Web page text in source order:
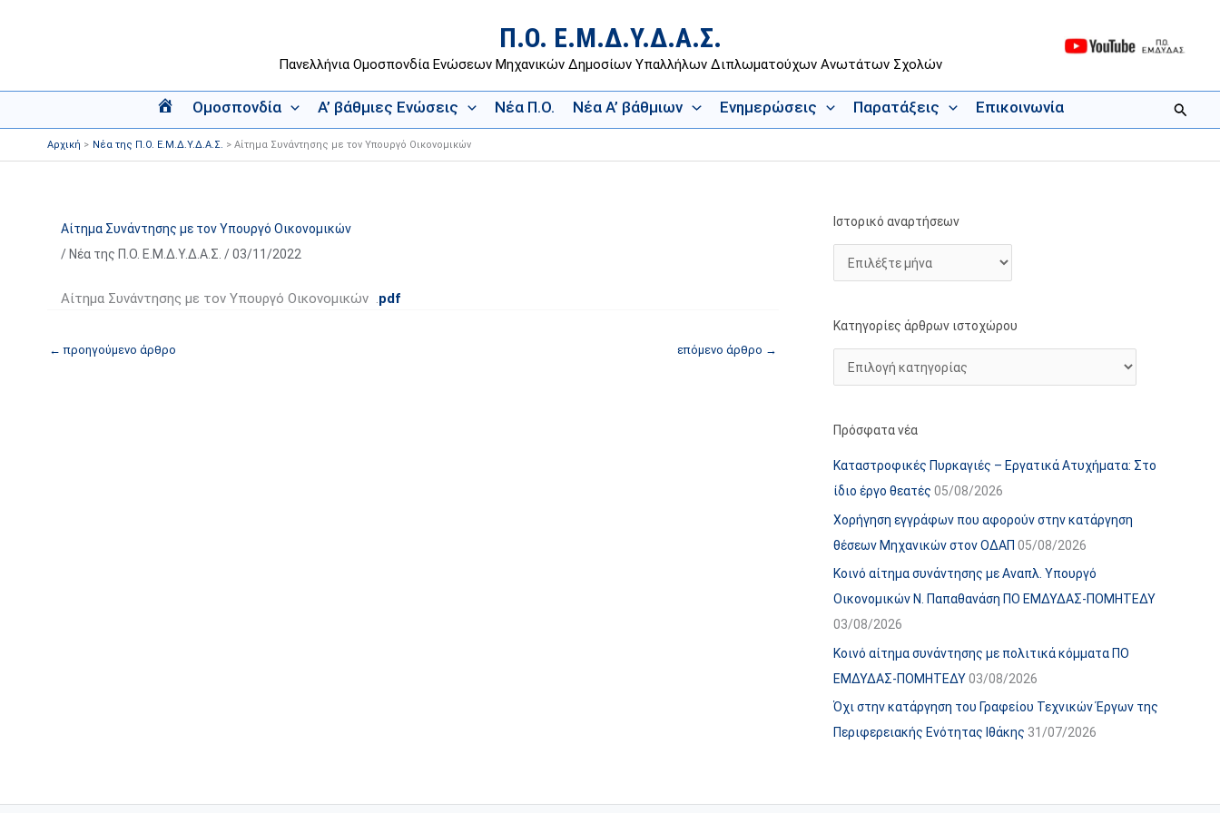
Π.Ο. Ε.Μ.Δ.Υ.Δ.Α.Σ.
Πανελλήνια Ομοσπονδία Ενώσεων Μηχανικών Δημοσίων Υπαλλήλων Διπλωματούχων Ανωτάτων Σχολών
Α
ρ
χ
Ομοσπονδία Α’ βάθμιες Ενώσεις Νέα Π.Ο. Νέα Α’ βάθμιων Ενημερώσεις Παρατάξεις Επικοινωνία
Αρχική Νέα της Π.Ο. Ε.Μ.Δ.Υ.Δ.Α.Σ. Αίτημα Συνάντησης με τον Υπουργό Οικονομικών
Αίτημα Συνάντησης με τον Υπουργό Οικονομικών
/ Νέα της Π.Ο. Ε.Μ.Δ.Υ.Δ.Α.Σ. /03/11/2022
Αίτημα Συνάντησης με τον Υπουργό Οικονομικών .pdf
← προηγούμενο άρθρο επόμενο άρθρο →
Ιστορικό αναρτήσεων
Ι
σ
ρ
ι
α
τ
ή
σ
ε
ω
ν
Κατηγορίες άρθρων ιστοχώρου
Κ
α
γ
ο
ε
θ
ρ
ω
ν
ι
σ
τ
ο
χ
ο
Πρόσφατα νέα
Καταστροφικές Πυρκαγιές – Εργατικά Ατυχήματα: Στο
ίδιο έργο θεατές 05/08/2026
Χορήγηση εγγράφων που αφορούν στην κατάργηση
θέσεων Μηχανικών στον ΟΔΑΠ 05/08/2026
Κοινό αίτημα συνάντησης με Αναπλ. Υπουργό
Οικονομικών Ν. Παπαθανάση ΠΟ ΕΜΔΥΔΑΣ-ΠΟΜΗΤΕΔΥ
03/08/2026
Κοινό αίτημα συνάντησης με πολιτικά κόμματα ΠΟ
ΕΜΔΥΔΑΣ-ΠΟΜΗΤΕΔΥ03/08/2026
Όχι στην κατάργηση του Γραφείου Τεχνικών Έργων της
Περιφερειακής Ενότητας Ιθάκης 31/07/2026